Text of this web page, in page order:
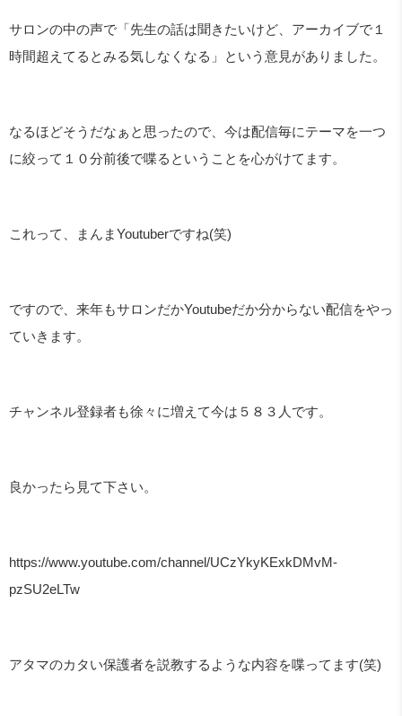
サロンの中の声で「先生の話は聞きたいけど、アーカイブで１
時間超えてるとみる気しなくなる」という意見がありました。
なるほどそうだなぁと思ったので、今は配信毎にテーマを一つ
に絞って１０分前後で喋るということを心がけてます。
これって、まんまYoutuberですね(笑)
ですので、来年もサロンだかYoutubeだか分からない配信をやっ
ていきます。
チャンネル登録者も徐々に増えて今は５８３人です。
良かったら見て下さい。
https://www.youtube.com/channel/UCzYkyKExkDMvM-
pzSU2eLTw
アタマのカタい保護者を説教するような内容を喋ってます(笑)